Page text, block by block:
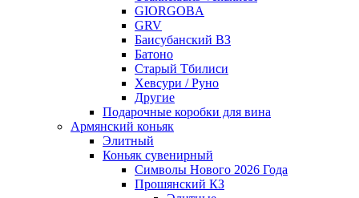
GIORGOBA
GRV
Баисубанский ВЗ
Батоно
Старый Тбилиси
Хевсури / Руно
Другие
Подарочные коробки для вина
Армянский коньяк
Элитный
Коньяк сувенирный
Символы Нового 2026 Года
Прошянский КЗ